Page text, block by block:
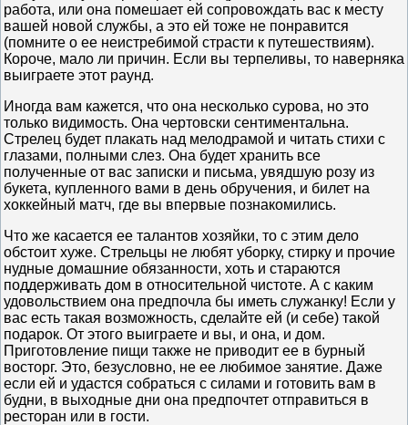
работа, или она помешает ей сопровождать вас к месту
вашей новой службы, а это ей тоже не понравится
(помните о ее неистребимой страсти к путешествиям).
Короче, мало ли причин. Если вы терпеливы, то наверняка
выиграете этот раунд.
Иногда вам кажется, что она несколько сурова, но это
только видимость. Она чертовски сентиментальна.
Стрелец будет плакать над мелодрамой и читать стихи с
глазами, полными слез. Она будет хранить все
полученные от вас записки и письма, увядшую розу из
букета, купленного вами в день обручения, и билет на
хоккейный матч, где вы впервые познакомились.
Что же касается ее талантов хозяйки, то с этим дело
обстоит хуже. Стрельцы не любят уборку, стирку и прочие
нудные домашние обязанности, хоть и стараются
поддерживать дом в относительной чистоте. А с каким
удовольствием она предпочла бы иметь служанку! Если у
вас есть такая возможность, сделайте ей (и себе) такой
подарок. От этого выиграете и вы, и она, и дом.
Приготовление пищи также не приводит ее в бурный
восторг. Это, безусловно, не ее любимое занятие. Даже
если ей и удастся собраться с силами и готовить вам в
будни, в выходные дни она предпочтет отправиться в
ресторан или в гости.